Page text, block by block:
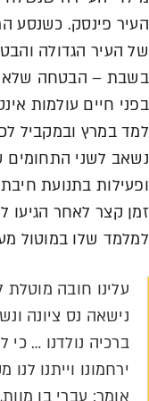
העיר פינסק. כשנסע
של העיר הגדולה
בשבת – הבטחה שלא
בפני חיים עולמות
למד במרץ ובמקביל
נשאב לשני התחומים
ופעילות בתנועת
זמן קצר לאחר הגיעו
למלמד שלו במוטול
עלינו חובה
נישאה נס ציונה
ברכיה נולדנו …
ירחמונו וייתנו
אומר: עברי בן